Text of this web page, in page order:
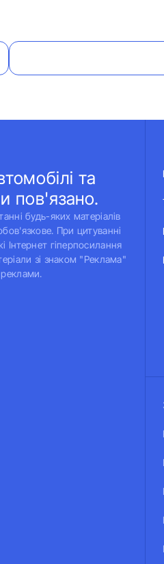
та
пов'язано.
будь-яких матеріалів
При цитуванні
Інтернет гіперпосилання
зі знаком "Реклама"